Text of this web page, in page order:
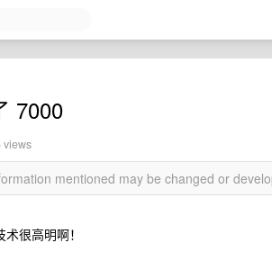
7000
views
mentioned may be changed or
很高明啊！